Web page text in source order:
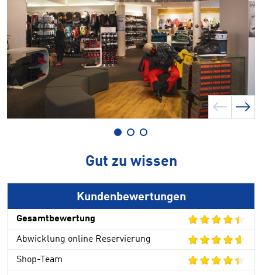
Gut zu wissen
Kundenbewertungen
Gesamtbewertung
Abwicklung online Reservierung
Shop-Team